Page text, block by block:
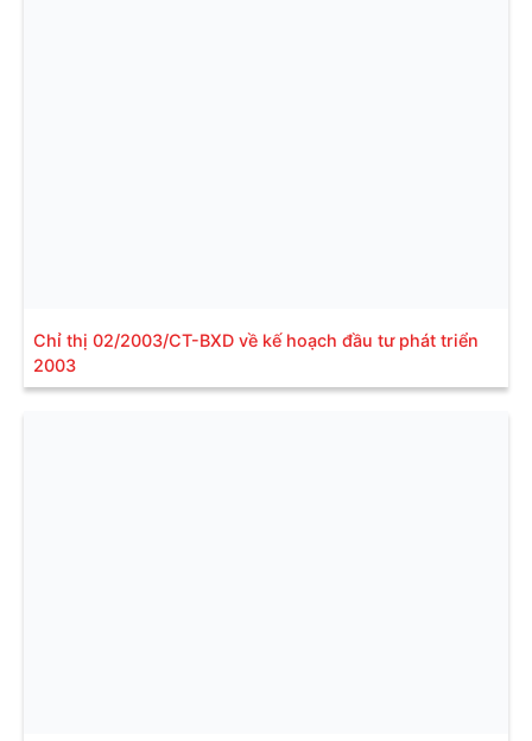
Chỉ thị 02/2003/CT-BXD về kế hoạch đầu tư phát triển
2003